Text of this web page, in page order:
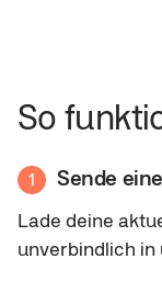
So
1 Sende
Lade deine
unverbindlich in